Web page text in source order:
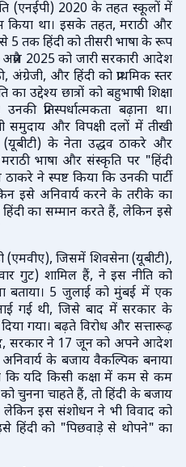
नीति (एनईपी) 2020 के तहत स्कूलों में
किया था। इसके तहत, मराठी और
5 तक हिंदी को तीसरी भाषा के रूप
अप्रैल 2025 को जारी सरकारी आदेश
और हिंदी को प्राथमिक स्तर
उद्देश्य छात्रों को बहुभाषी शिक्षा
प्रतिस्पर्धात्मकता बढ़ाना था।
समुदाय और विपक्षी दलों में तीखी
(यूबीटी) के नेता उद्धव ठाकरे और
भाषा और संस्कृति पर "हिंदी
ठाकरे ने स्पष्ट किया कि उनकी पार्टी
इसे अनिवार्य करने के तरीके का
हिंदी का सम्मान करते हैं, लेकिन इसे
(एमवीए), जिसमें शिवसेना (यूबीटी),
गुट) शामिल हैं, ने इस नीति को
बताया। 5 जुलाई को मुंबई में एक
गई थी, जिसे बाद में सरकार के
गया। बढ़ते विरोध और सत्तारूढ़
सरकार ने 17 जून को अपने आदेश
के बजाय वैकल्पिक बनाया
यदि किसी कक्षा में कम से कम
चुनना चाहते हैं, तो हिंदी के बजाय
इस संशोधन ने भी विवाद को
हिंदी को "पिछवाड़े से थोपने" का